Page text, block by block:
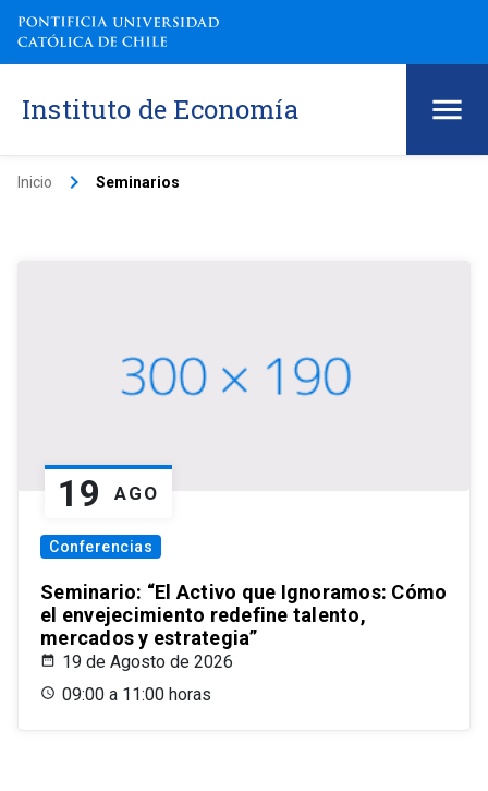
Instituto de Economía
Inicio keyboard_arrow_right Seminarios
19 AGO
Conferencias
Seminario: “El Activo que Ignoramos: Cómo
el envejecimiento redefine talento,
mercados y estrategia”
19 de Agosto de 2026
09:00 a 11:00 horas